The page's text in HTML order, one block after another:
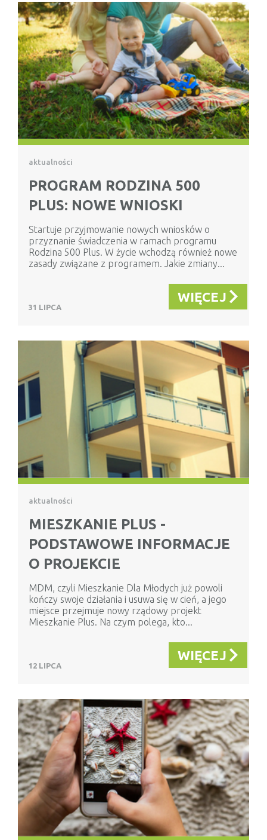
aktualności
PROGRAM RODZINA 500
PLUS: NOWE WNIOSKI
Startuje przyjmowanie nowych wniosków o
przyznanie świadczenia w ramach programu
Rodzina 500 Plus. W życie wchodzą również nowe
zasady związane z programem. Jakie zmiany...
31 LIPCA
WIĘCEJ
aktualności
MIESZKANIE PLUS -
PODSTAWOWE INFORMACJE
O PROJEKCIE
MDM, czyli Mieszkanie Dla Młodych już powoli
kończy swoje działania i usuwa się w cień, a jego
miejsce przejmuje nowy rządowy projekt
Mieszkanie Plus. Na czym polega, kto...
12 LIPCA
WIĘCEJ